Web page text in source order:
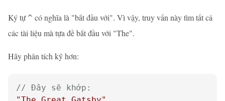
Ký tự ^ có nghĩa là "bắt đầu với". Vì vậy, truy vấn này tìm tất cả
các tài liệu mà tựa đề bắt đầu với "The".
Hãy phân tích kỹ hơn:
// Đây sẽ khớp: